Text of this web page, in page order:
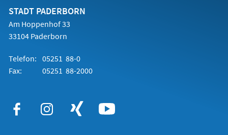
STADT PADERBORN
Am Hoppenhof 33
33104 Paderborn
Telefon: 05251 88-0
Fax:
05251 88-2000